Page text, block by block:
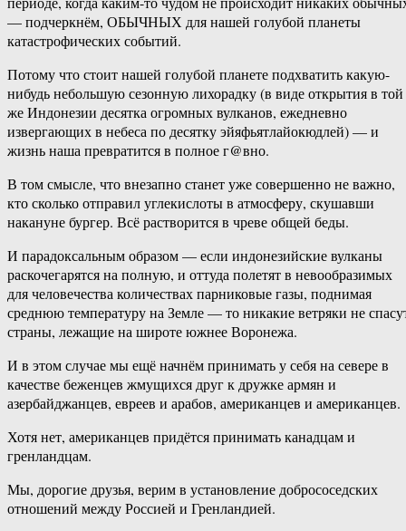
— подчеркнём, ОБЫЧНЫХ для нашей голубой планеты
катастрофических событий.
Потому что стоит нашей голубой планете подхватить какую-
нибудь небольшую сезонную лихорадку (в виде открытия в той
же Индонезии десятка огромных вулканов, ежедневно
извергающих в небеса по десятку эйяфьятлайокюдлей) — и
жизнь наша превратится в полное г@вно.
В том смысле, что внезапно станет уже совершенно не важно,
кто сколько отправил углекислоты в атмосферу, скушавши
накануне бургер. Всё растворится в чреве общей беды.
И парадоксальным образом — если индонезийские вулканы
раскочегарятся на полную, и оттуда полетят в невообразимых
для человечества количествах парниковые газы, поднимая
среднюю температуру на Земле — то никакие ветряки не
страны, лежащие на широте южнее Воронежа.
И в этом случае мы ещё начнём принимать у себя на севере в
качестве беженцев жмущихся друг к дружке армян и
азербайджанцев, евреев и арабов, американцев и американцев.
Хотя нет, американцев придётся принимать канадцам и
гренландцам.
Мы, дорогие друзья, верим в установление добрососедских
отношений между Россией и Гренландией.